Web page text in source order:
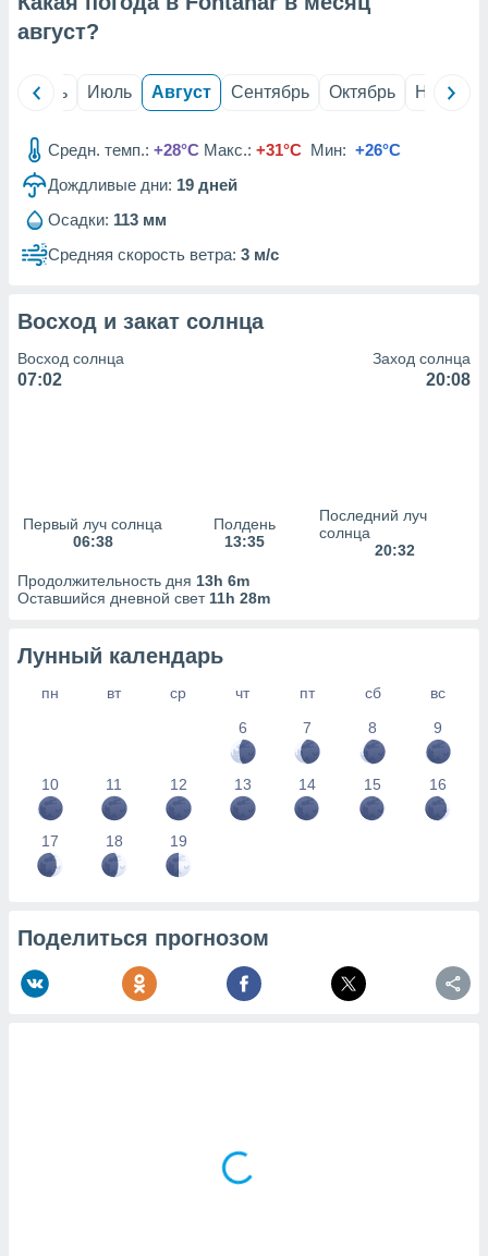
из
данных
наших 1199
август?
Июнь Июль Август Сентябрь Октябрь Ноябрь
Средн. темп.: +28°C Макс.: +31°C Мин: +26°C
Дождливые дни: 19 дней
Осадки: 113 мм
Средняя скорость ветра: 3 м/с
Восход и закат солнца
Восход солнца
07:02
Заход солнца
20:08
Первый луч солнца
06:38
Полдень
13:35
Последний луч
солнца
20:32
Продолжительность дня 13h 6m
Оставшийся дневной свет 11h 28m
Лунный календарь
пн вт ср чт пт сб
вс
6
7 8 9
10 11 12 13 14 15 16
17 18 19
Поделиться прогнозом